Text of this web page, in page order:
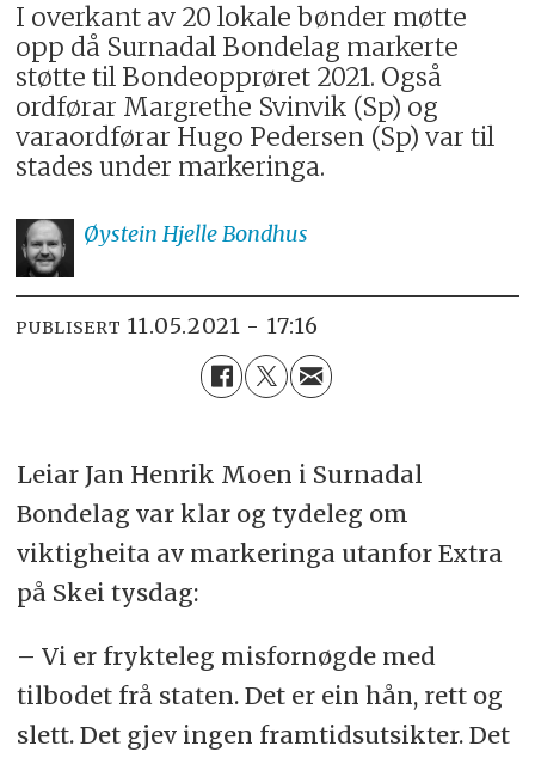
I overkant av 20 lokale bønder møtte
opp då Surnadal Bondelag markerte
støtte til Bondeopprøret 2021. Også
ordførar Margrethe Svinvik (Sp) og
varaordførar Hugo Pedersen (Sp) var til
stades under markeringa.
Øystein HjelleBondhus
PUBLISERT 11.05.2021 - 17:16
Leiar Jan Henrik Moen i Surnadal
Bondelag var klar og tydeleg om
viktigheita av markeringa utanfor Extra
på Skei tysdag:
– Vi er frykteleg misfornøgde med
tilbodet frå staten. Det er ein hån, rett og
slett. Det gjev ingen framtidsutsikter. Det